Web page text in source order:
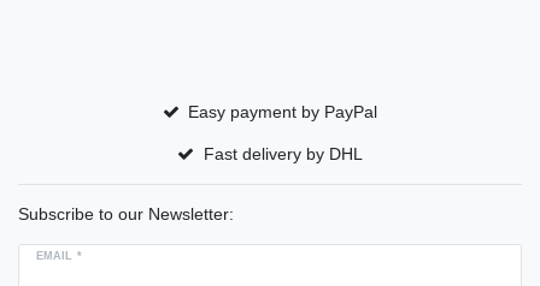
Easy payment by PayPal
Fast delivery by DHL
Subscribe to our Newsletter:
EMAIL *